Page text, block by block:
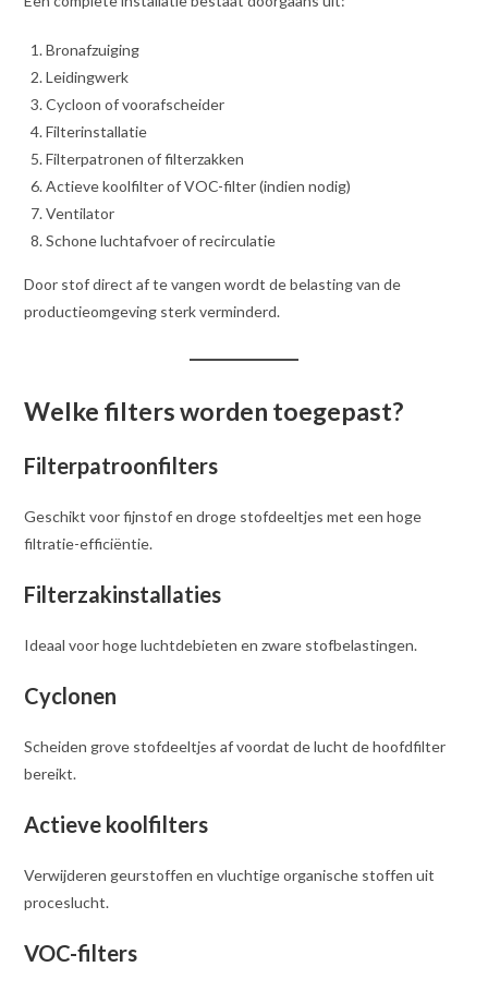
Bronafzuiging
Leidingwerk
Cycloon of voorafscheider
Filterinstallatie
Filterpatronen of filterzakken
Actieve koolfilter of VOC-filter (indien nodig)
Ventilator
Schone luchtafvoer of recirculatie
Door stof direct af te vangen wordt de belasting van de
productieomgeving sterk verminderd.
Welke filters worden toegepast?
Filterpatroonfilters
Geschikt voor fijnstof en droge stofdeeltjes met een hoge
filtratie-efficiëntie.
Filterzakinstallaties
Ideaal voor hoge luchtdebieten en zware stofbelastingen.
Cyclonen
Scheiden grove stofdeeltjes af voordat de lucht de hoofdfilter
bereikt.
Actieve koolfilters
Verwijderen geurstoffen en vluchtige organische stoffen uit
proceslucht.
VOC-filters